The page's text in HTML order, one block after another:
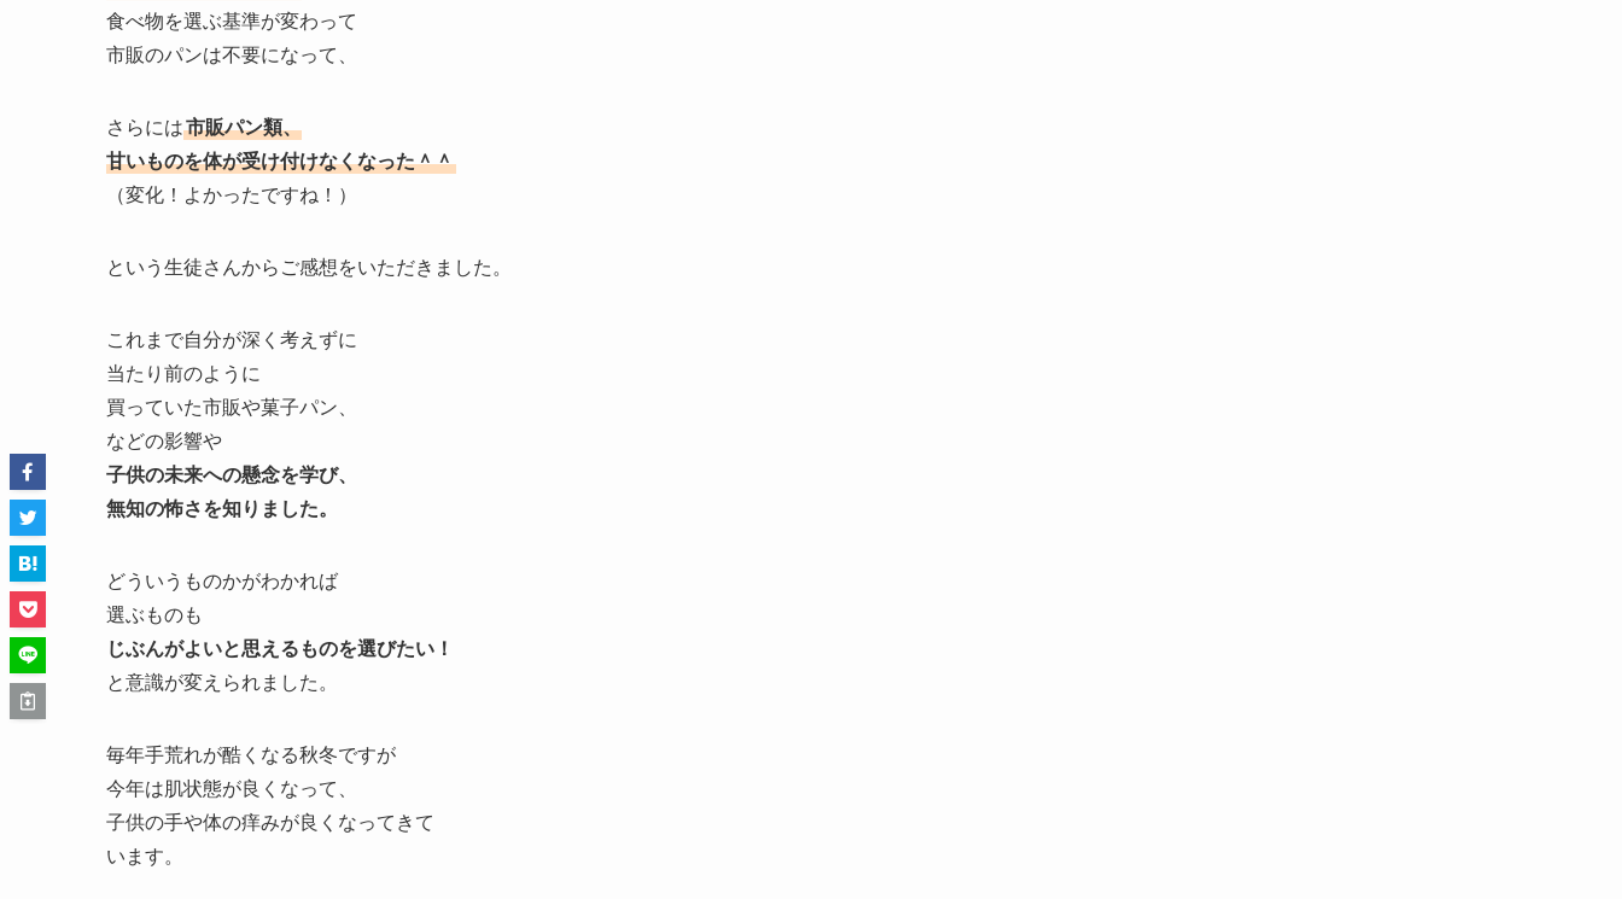
食べ物を選ぶ基準が変わって
市販のパンは不要になって、
さらには市販パン類、
甘いものを体が受け付けなくなった＾＾
（変化！よかったですね！）
という生徒さんからご感想をいただきました。
これまで自分が深く考えずに
当たり前のように
買っていた市販や菓子パン、
などの影響や
子供の未来への懸念を学び、
無知の怖さを知りました。
どういうものかがわかれば
選ぶものも
じぶんがよいと思えるものを選びたい！
と意識が変えられました。
毎年手荒れが酷くなる秋冬ですが
今年は肌状態が良くなって、
子供の手や体の痒みが良くなってきて
います。